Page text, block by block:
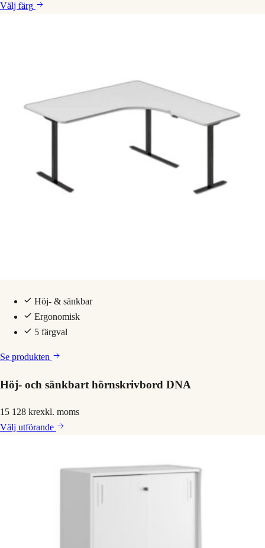
Välj färg
Höj- & sänkbar
Ergonomisk
5 färgval
Se produkten
Höj- och sänkbart hörnskrivbord DNA
15 128 krexkl. moms
Välj utförande